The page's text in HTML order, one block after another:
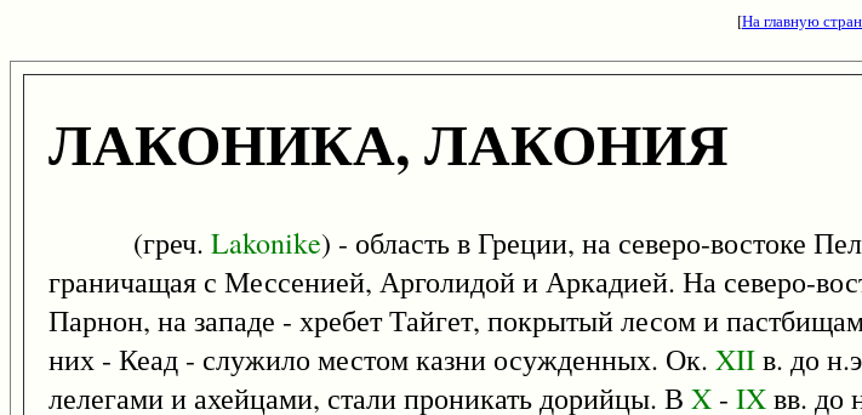
[На главную
ЛАКОНИКА, ЛАКОНИЯ
(греч. Lakonike) - область в Греции, на северо-востоке
граничащая с Мессенией, Арголидой и Аркадией. На северо-
Парнон, на западе - хребет Тайгет, покрытый лесом и
них - Кеад - служило местом казни осужденных. Ок. XIIв. до
лелегами и ахейцами, стали проникать дорийцы. В X - IXвв. до